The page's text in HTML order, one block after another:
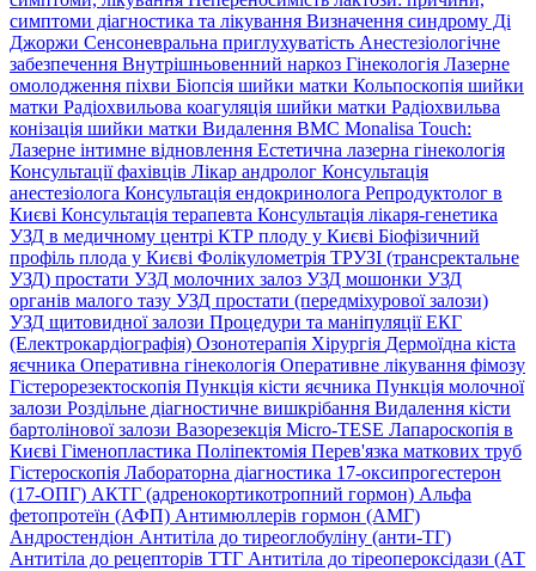
симптоми діагностика та лікування Визначення синдрому Ді
Джоржи Сенсоневральна приглухуватість Анестезіологічне
забезпечення Внутрішньовенний наркоз Гінекологія Лазерне
омолодження піхви Біопсія шийки матки Кольпоскопія шийки
матки Радіохвильова коагуляція шийки матки Радіохвильва
конізація шийки матки Видалення ВМС Monalisa Touch:
Лазерне інтимне відновлення Естетична лазерна гінекологія
Консультації фахівців Лікар андролог Консультація
анестезіолога Консультація ендокринолога Репродуктолог в
Києві Консультація терапевта Консультація лікаря-генетика
УЗД в медичному центрі КТР плоду у Києві Біофізичний
профіль плода у Києві Фолікулометрія ТРУЗІ (трансректальне
УЗД) простати УЗД молочних залоз УЗД мошонки УЗД
органів малого тазу УЗД простати (передміхурової залози)
УЗД щитовидної залози Процедури та маніпуляціїЕКГ
(Електрокардіографія) Озонотерапія Хірургія Дермоїдна кіста
яєчника Оперативна гінекологія Оперативне лікування фімозу
Гістерорезектоскопія Пункція кісти яєчника Пункція молочної
залози Роздільне діагностичне вишкрібання Видалення кісти
бартолінової залози Вазорезекція Micro-TESE Лапароскопія в
Києві Гіменопластика Поліпектомія Перев'язка маткових труб
Гістероскопія Лабораторна діагностика 17-оксипрогестерон
(17-ОПГ) АКТГ (адренокортикотропний гормон) Альфа
фетопротеїн (АФП) Антимюллерів гормон (АМГ)
Андростендіон Антитіла до тиреоглобуліну (анти-ТГ)
Антитіла до рецепторів ТТГ Антитіла до тіреопероксідази (АТ